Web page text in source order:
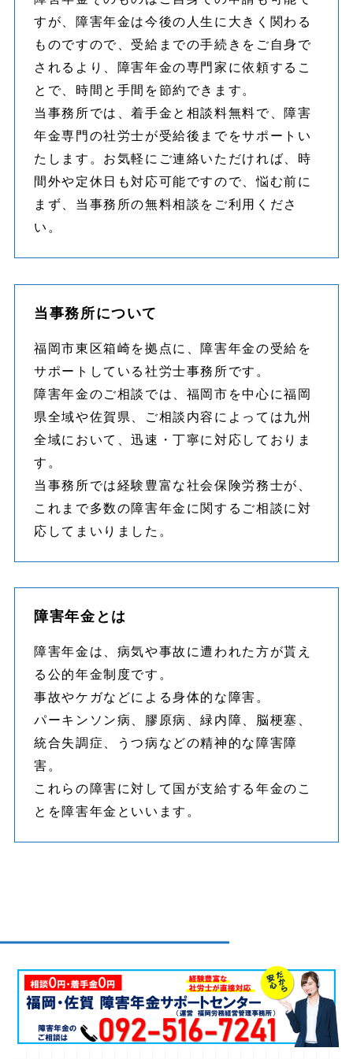
すが、障害年金は今後の人生に大きく関わる
ものですので、受給までの手続きをご自身で
されるより、障害年金の専門家に依頼するこ
とで、時間と手間を節約できます。
当事務所では、着手金と相談料無料で、障害
年金専門の社労士が受給後までをサポートい
たします。お気軽にご連絡いただければ、時
間外や定休日も対応可能ですので、悩む前に
まず、当事務所の無料相談をご利用くださ
い。
当事務所について
福岡市東区箱崎を拠点に、障害年金の受給を
サポートしている社労士事務所です。
障害年金のご相談では、福岡市を中心に福岡
県全域や佐賀県、ご相談内容によっては九州
全域において、迅速・丁寧に対応しておりま
す。
当事務所では経験豊富な社会保険労務士が、
これまで多数の障害年金に関するご相談に対
応してまいりました。
障害年金とは
障害年金は、病気や事故に遭われた方が貰え
る公的年金制度です。
事故やケガなどによる身体的な障害。
パーキンソン病、膠原病、緑内障、脳梗塞、
統合失調症、うつ病などの精神的な障害障
害。
これらの障害に対して国が支給する年金のこ
とを障害年金といいます。